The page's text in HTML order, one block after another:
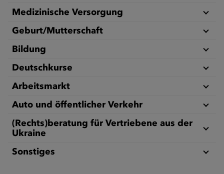
Medizinische Versorgung
Geburt/Mutterschaft
Bildung
Deutschkurse
Arbeitsmarkt
Auto und öffentlicher Verkehr
(Rechts)beratung für Vertriebene aus der
Ukraine
Sonstiges